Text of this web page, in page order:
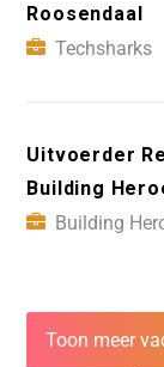
Roosendaal
Techsharks
Uitvoerder
Building
Building
Toon meer